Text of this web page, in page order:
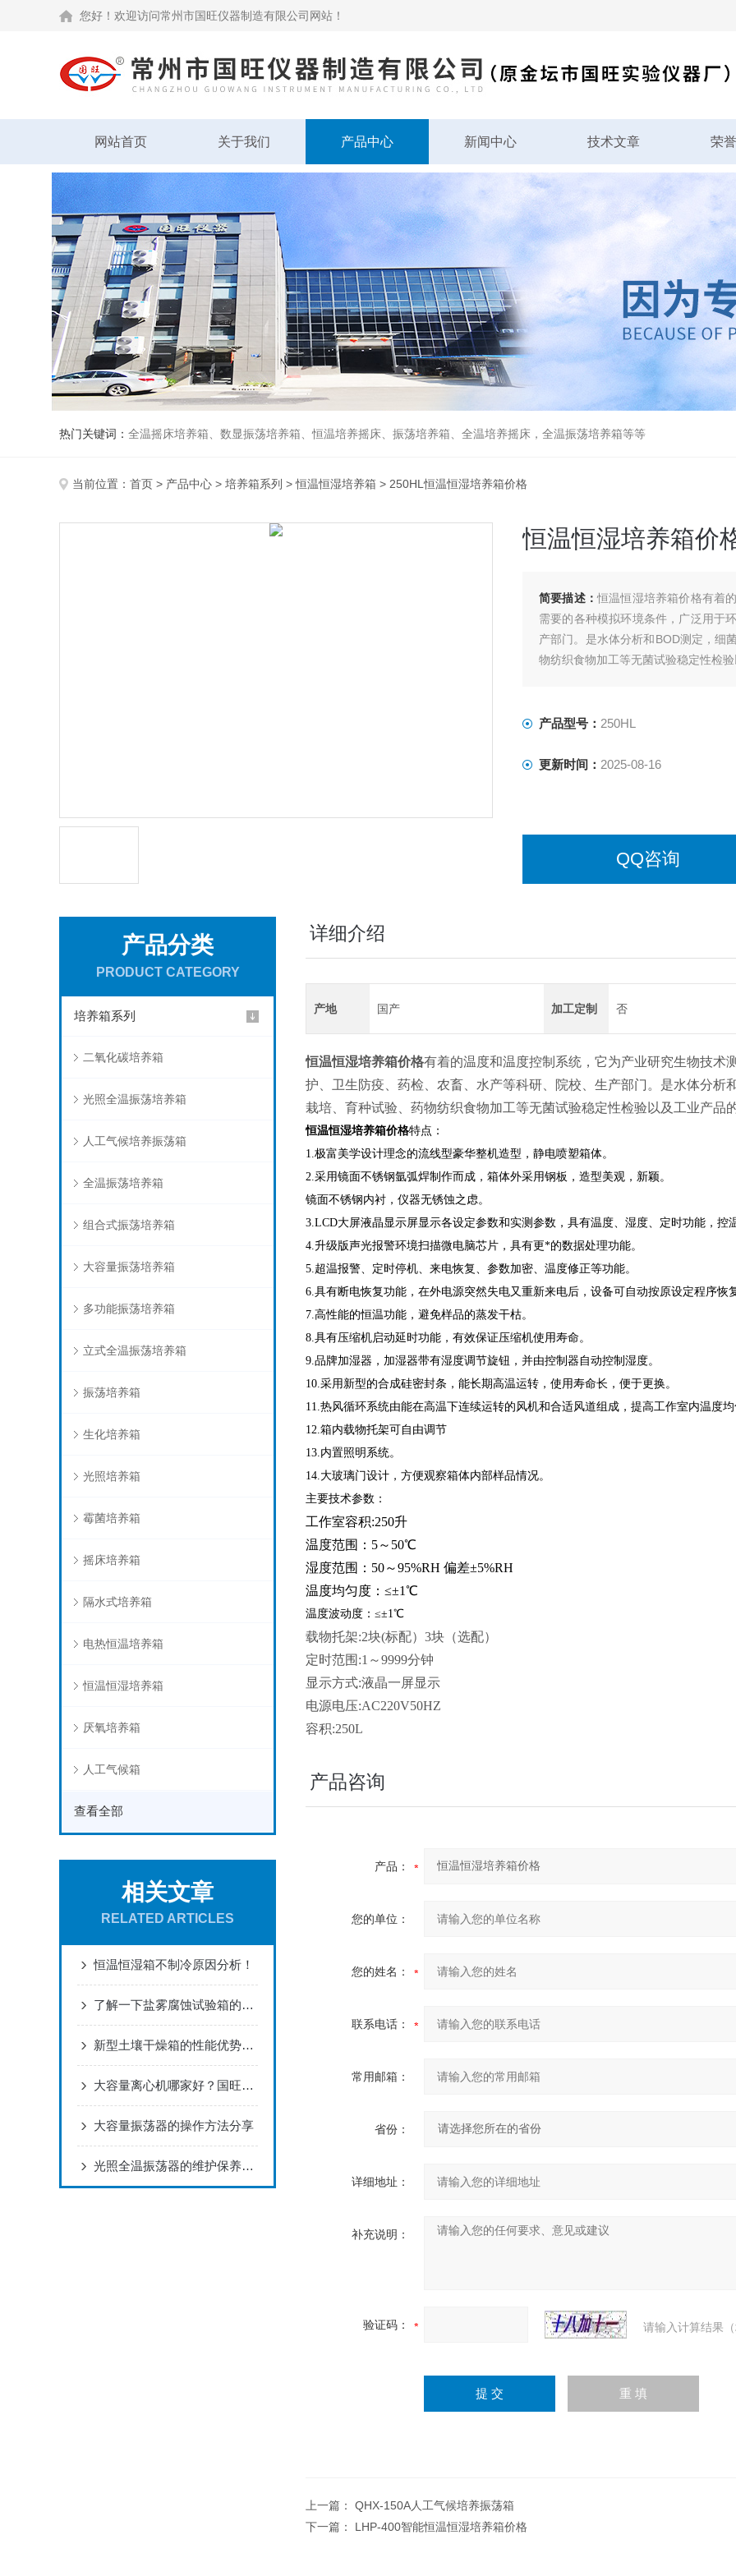
您好！欢迎访问常州市国旺仪器制造有限公司网站！
网站首页 关于我们 产品中心 新闻中心 技术文章 荣
热门关键词： 全温摇床培养箱、数显振荡培养箱、恒温培养摇床、振荡培养箱、全温培养摇床，全温振荡培养箱等等
当前位置： 首页 > 产品中心 > 培养箱系列 >恒温恒湿培养箱 > 250HL恒温恒湿培养箱价格
恒温恒湿培养箱价
简要描述：恒温恒湿培养箱价格有着
需要的各种模拟环境条件，广泛用于
产部门。是水体分析和BOD测定，细
物纺织食物加工等无菌试验稳定性检
产品型号： 250HL
更新时间： 2025-08-16
QQ咨询
产品分类
PRODUCT CATEGORY
培养箱系列
二氧化碳培养箱
光照全温振荡培养箱
人工气候培养振荡箱
全温振荡培养箱
组合式振荡培养箱
大容量振荡培养箱
多功能振荡培养箱
立式全温振荡培养箱
振荡培养箱
生化培养箱
光照培养箱
霉菌培养箱
摇床培养箱
隔水式培养箱
电热恒温培养箱
恒温恒湿培养箱
厌氧培养箱
人工气候箱
查看全部
相关文章
RELATED ARTICLES
恒温恒湿箱不制冷原因分析！
了解一下盐雾腐蚀试验箱的箱体结构
新型土壤干燥箱的性能优势体现在哪里
大容量离心机哪家好？国旺仪器多维度测评，性价比拉满
大容量振荡器的操作方法分享
光照全温振荡器的维护保养工作该如何进行
详细介绍
产地 国产 加工定制 否
恒温恒湿培养箱价格有着的温度和温度控制系统，它为产业研究生物技术
护、卫生防疫、药检、农畜、水产等科研、院校、生产部门。是水体分析
栽培、育种试验、药物纺织食物加工等无菌试验稳定性检验以及工业产品
恒温恒湿培养箱价格特点：
1.极富美学设计理念的流线型豪华整机造型，静电喷塑箱体。
2.采用镜面不锈钢氩弧焊制作而成，箱体外采用钢板，造型美观，新颖。
镜面不锈钢内衬，仪器无锈蚀之虑。
3.LCD大屏液晶显示屏显示各设定参数和实测参数，具有温度、湿度、定时功能，控
4.升级版声光报警环境扫描微电脑芯片，具有更*的数据处理功能。
5.超温报警、定时停机、来电恢复、参数加密、温度修正等功能。
6.具有断电恢复功能，在外电源突然失电又重新来电后，设备可自动按原设定程序恢
7.高性能的恒温功能，避免样品的蒸发干枯。
8.具有压缩机启动延时功能，有效保证压缩机使用寿命。
9.品牌加湿器，加湿器带有湿度调节旋钮，并由控制器自动控制湿度。
10.采用新型的合成硅密封条，能长期高温运转，使用寿命长，便于更换。
11.热风循环系统由能在高温下连续运转的风机和合适风道组成，提高工作室内温度均
12.箱内载物托架可自由调节
13.内置照明系统。
14.大玻璃门设计，方便观察箱体内部样品情况。
主要技术参数：
工作室容积:250升
温度范围：5～50℃
湿度范围：50～95%RH 偏差±5%RH
温度均匀度：≤±1℃
温度波动度：≤±1℃
载物托架:2块(标配）3块（选配）
定时范围:1～9999分钟
显示方式:液晶一屏显示
电源电压:AC220V50HZ
容积:250L
产品咨询
产品：
您的单位：
您的姓名：
联系电话：
常用邮箱：
省份：
详细地址：
补充说明：
验证码： 请输入计算结果
上一篇： QHX-150A人工气候培养振荡箱
下一篇： LHP-400智能恒温恒湿培养箱价格